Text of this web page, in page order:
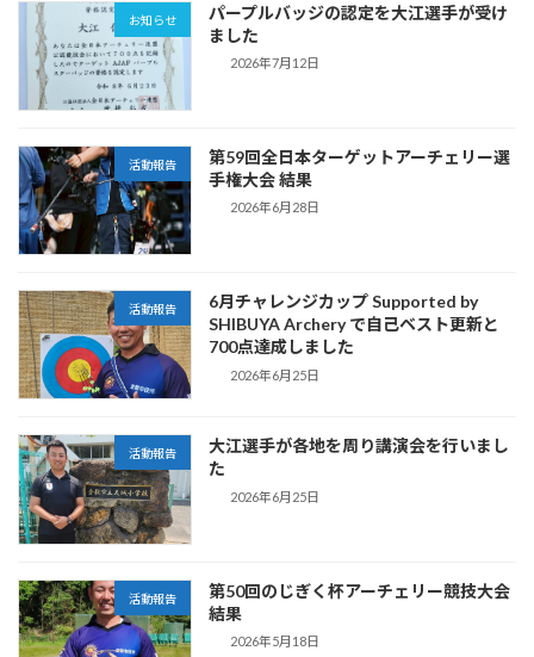
お知らせ
パープルバッジの認定を大江選手が受け
ました
2026年7月12日
活動報告
第59回全日本ターゲットアーチェリー選
手権大会 結果
2026年6月28日
活動報告
6月チャレンジカップ Supported by
SHIBUYA Archery で自己ベスト更新と
700点達成しました
2026年6月25日
活動報告
大江選手が各地を周り講演会を行いまし
た
2026年6月25日
活動報告
第50回のじぎく杯アーチェリー競技大会
結果
2026年5月18日